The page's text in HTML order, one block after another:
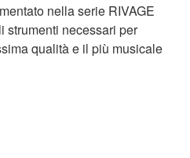
nella serie RIVAGE
strumenti necessari per
qualità e il più musicale